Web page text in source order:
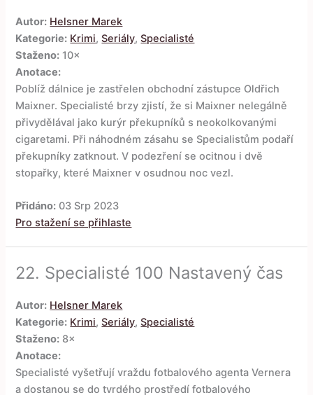
Autor: Helsner Marek
Kategorie: Krimi,Seriály,Specialisté
Staženo: 10×
Anotace:
Poblíž dálnice je zastřelen obchodní zástupce Oldřich
Maixner. Specialisté brzy zjistí, že si Maixner nelegálně
přivydělával jako kurýr překupníků s neokolkovanými
cigaretami. Při náhodném zásahu se Specialistům podaří
překupníky zatknout. V podezření se ocitnou i dvě
stopařky, které Maixner v osudnou noc vezl.
Přidáno: 03 Srp 2023
Pro stažení se přihlaste
22. Specialisté 100 Nastavený čas
Autor: Helsner Marek
Kategorie: Krimi,Seriály,Specialisté
Staženo: 8×
Anotace:
Specialisté vyšetřují vraždu fotbalového agenta Vernera
a dostanou se do tvrdého prostředí fotbalového